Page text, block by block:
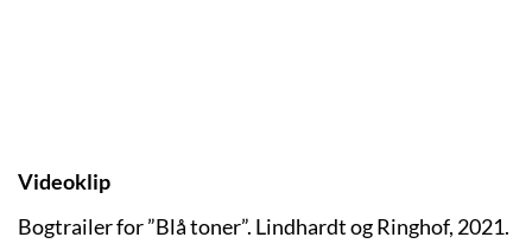
Videoklip
Bogtrailer for ”Blå toner”. Lindhardt og Ringhof, 2021.